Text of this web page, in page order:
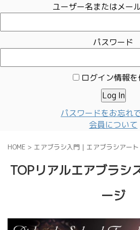
ユーザー名またはメー
パスワード
ログイン情報を
パスワードをお忘れ
会員について
HOME > エアブラシ入門｜エアブラシアー
TOPリアルエアブラシ
ージ